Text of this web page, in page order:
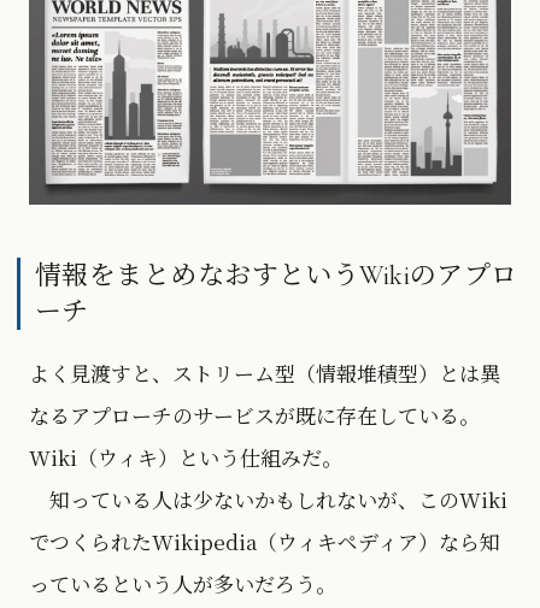
情報をまとめなおすというWikiのアプロ
ーチ
よく見渡すと、ストリーム型（情報堆積型）とは異
なるアプローチのサービスが既に存在している。
Wiki（ウィキ）という仕組みだ。
知っている人は少ないかもしれないが、このWiki
でつくられたWikipedia（ウィキペディア）なら知
っているという人が多いだろう。